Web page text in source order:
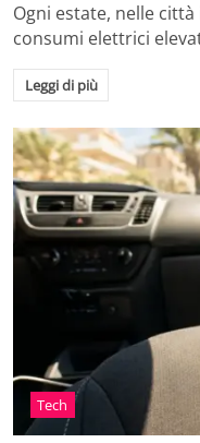
Ogni estate, nelle
consumi elettrici
Leggi di più
Tech